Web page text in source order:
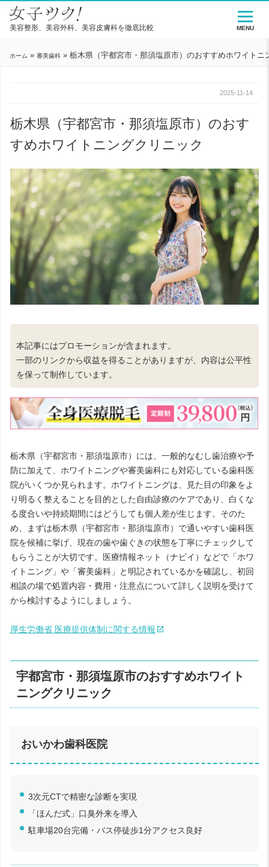
美容整形、美容外科、美容皮膚科を徹底比較
ホーム » 審美歯科 » 栃木県（宇都宮市・那須塩原市）のおすすめホワイトニ
2025-11-14
栃木県（宇都宮市・那須塩原市）のおす
すめホワイトニングクリニック
本記事にはプロモーションが含まれます。
一部のリンクから収益を得ることがありますが、内容は公平性
を保って制作しています。
栃木県（宇都宮市・那須塩原市）には、一般的なむし歯治療や予
防に加えて、ホワイトニングや審美歯科にも対応している歯科医
院がいくつか見られます。ホワイトニングは、見た目の印象をよ
り明るく整えることを目的とした自由診療のケアであり、白くな
る度合いや持続期間にはどうしても個人差が生じます。そのた
め、まずは栃木県（宇都宮市・那須塩原市）で通いやすい歯科医
院を候補に挙げ、現在の歯や歯ぐきの状態を丁寧にチェックして
もらうことが大切です。医療情報ネット（ナビイ）などで「ホワ
イトニング」や「審美歯科」と明記されているかを確認し、初回
相談の場で処置内容・費用・注意点について詳しく説明を受けて
から検討するようにしましょう。
厚生労働省 医療提供体制に関する情報
宇都宮市・那須塩原市のおすすめホワイト
ニングクリニック
おいかわ歯科医院
3次元CTで精密な診断を実現
「ほんだ式」口臭外来を導入
駐車場20台完備・バス停徒歩1分アクセス良好
MENU